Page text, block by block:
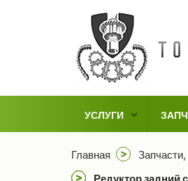
УСЛУГИ
Главная